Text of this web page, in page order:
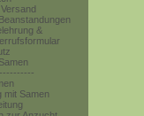
&
mit Samen